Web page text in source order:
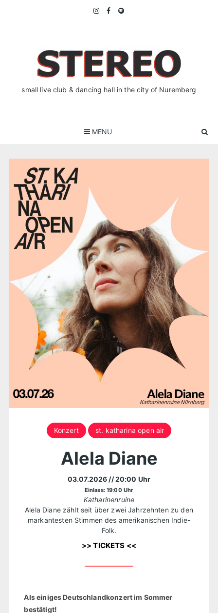
small live club & dancing hall in the city of Nuremberg
MENU
Konzert st. katharina open air
Alela Diane
03.07.2026 // 20:00 Uhr
Einlass: 19:00 Uhr
Katharinenruine
Alela Diane zählt seit über zwei Jahrzehnten zu den
markantesten Stimmen des amerikanischen Indie-
Folk.
>> TICKETS <<
Als einiges Deutschlandkonzert im Sommer
bestätigt!